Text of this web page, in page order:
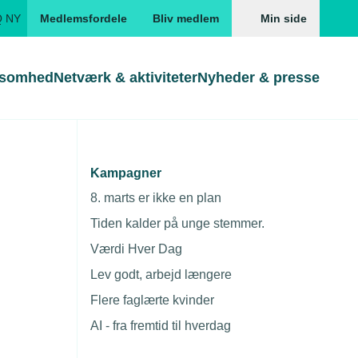
NY Medlemsfordele Bliv medlem Min side
Gå direkte til
Skabeloner og kontrakter
Beregn opsigelsesvarsel
Gå direkte til
Skabeloner
TEKNIQ app
Netværk & aktiviteterNyheder & presse
Kampagner
8. marts er ikke en plan
Tiden kalder på unge stemmer.
Værdi Hver Dag
Lev godt, arbejd længere
Flere faglærte kvinder
AI - fra fremtid til hverdag